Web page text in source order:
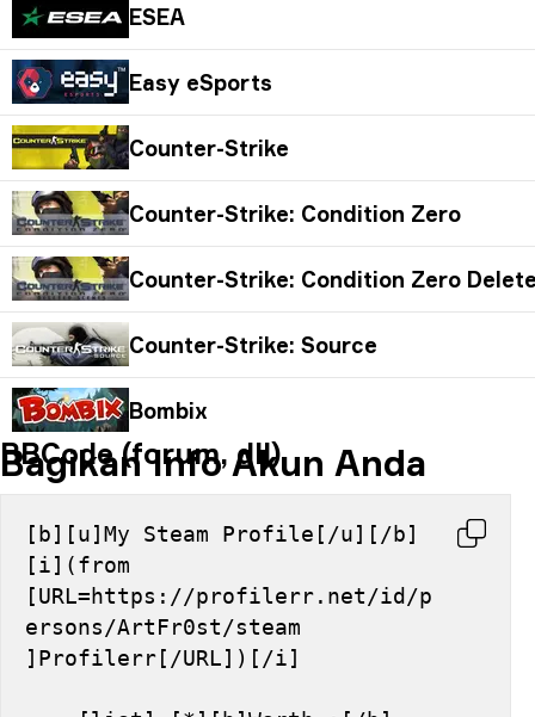
ESEA
Easy eSports
Counter-Strike
Counter-Strike: Condition Zero
Counter-Strike: Condition Zero
Counter-Strike: Source
Bombix
Bagikan Info Akun Anda
BBCode (forum, dll)
[b][u]My Steam Profile[/u][/b]
[i](from
[URL=https://profilerr.net/id/p
ersons/ArtFr0st/steam
]Profilerr[/URL])[/i]